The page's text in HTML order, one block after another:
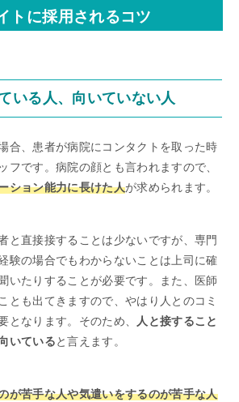
トに採用されるコツ
いる人、向いていない人
合、患者が病院にコンタクトを取った時
フです。病院の顔とも言われますので、
ション能力に長けた人が求められます。
と直接接することは少ないですが、専門
験の場合でもわからないことは上司に確
いたりすることが必要です。また、医師
とも出てきますので、やはり人とのコミ
となります。そのため、
人と接すること
いていると言えます。
が苦手な人や気遣いをするのが苦手な人